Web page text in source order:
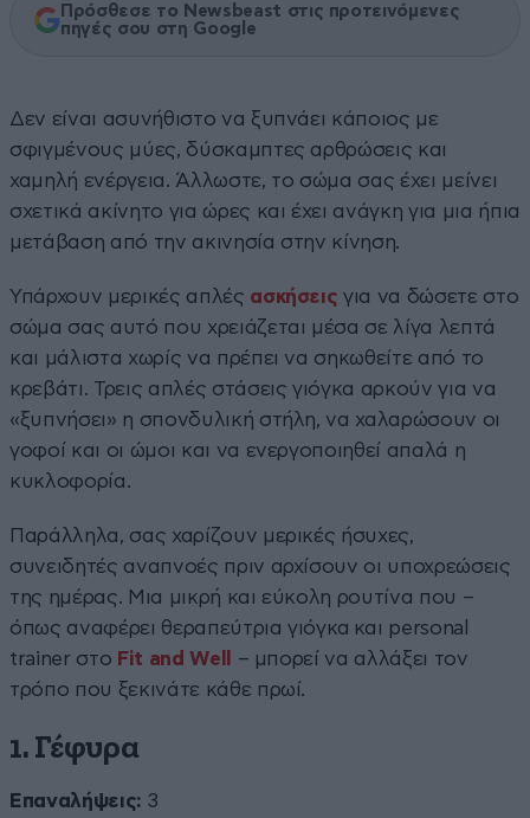
Πρόσθεσε το Newsbeast στις προτεινόμενες
πηγές σου στη Google
Δεν είναι ασυνήθιστο να ξυπνάει κάποιος με
σφιγμένους μύες, δύσκαμπτες αρθρώσεις και
χαμηλή ενέργεια. Άλλωστε, το σώμα σας έχει μείνει
σχετικά ακίνητο για ώρες και έχει ανάγκη για μια ήπια
μετάβαση από την ακινησία στην κίνηση.
Υπάρχουν μερικές απλές ασκήσεις για να δώσετε στο
σώμα σας αυτό που χρειάζεται μέσα σε λίγα λεπτά
και μάλιστα χωρίς να πρέπει να σηκωθείτε από το
κρεβάτι. Τρεις απλές στάσεις γιόγκα αρκούν για να
«ξυπνήσει» η σπονδυλική στήλη, να χαλαρώσουν οι
γοφοί και οι ώμοι και να ενεργοποιηθεί απαλά η
κυκλοφορία.
Παράλληλα, σας χαρίζουν μερικές ήσυχες,
συνειδητές αναπνοές πριν αρχίσουν οι υποχρεώσεις
της ημέρας. Μια μικρή και εύκολη ρουτίνα που –
όπως αναφέρει θεραπεύτρια γιόγκα και personal
trainer στο Fit and Well
– μπορεί να αλλάξει τον
τρόπο που ξεκινάτε κάθε πρωί.
1. Γέφυρα
Επαναλήψεις: 3